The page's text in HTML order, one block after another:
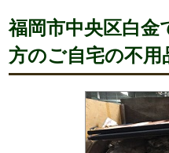
福岡市中央区白金
方のご自宅の不用